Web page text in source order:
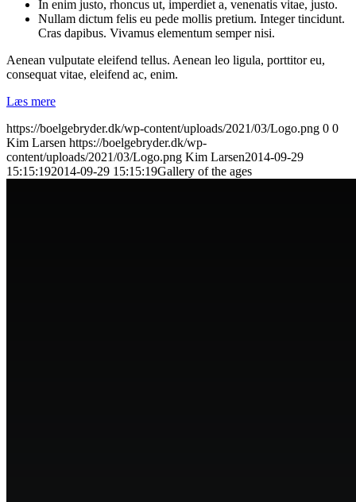
In enim justo, rhoncus ut, imperdiet a, venenatis vitae, justo.
Nullam dictum felis eu pede mollis pretium. Integer tincidunt.
Cras dapibus. Vivamus elementum semper nisi.
Aenean vulputate eleifend tellus. Aenean leo ligula, porttitor eu,
consequat vitae, eleifend ac, enim.
Læs mere
https://boelgebryder.dk/wp-content/uploads/2021/03/Logo.png 0 0
Kim Larsen https://boelgebryder.dk/wp-
content/uploads/2021/03/Logo.png Kim Larsen2014-09-29
15:15:192014-09-29 15:15:19Gallery of the ages